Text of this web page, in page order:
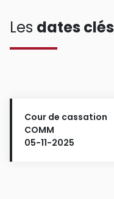
Les dates clés
Cour de cassation
COMM
05-11-2025